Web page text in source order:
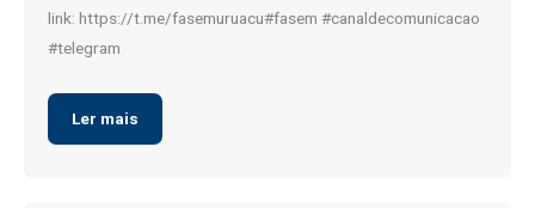
link: https://t.me/fasemuruacu#fasem #canaldecomunicacao
#telegram
Ler mais